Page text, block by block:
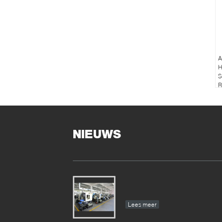
NIEUWS
Lees meer